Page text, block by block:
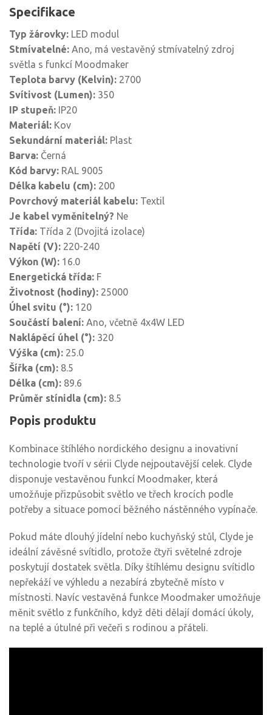
Specifikace
Typ žárovky: LED modul
Stmívatelné: Ano, má vestavěný stmívatelný zdroj
světla s funkcí Moodmaker
Teplota barvy (Kelvin): 2700
Svítivost (Lumen): 350
IP stupeň: IP20
Materiál: Kov
Sekundární materiál: Plast
Barva: Černá
Kód barvy: RAL 9005
Délka kabelu (cm): 200
Povrchový materiál kabelu: Textil
Je kabel vyměnitelný? Ne
Třída: Třída 2 (Dvojitá izolace)
Napětí (V): 220-240
Výkon (W): 16.0
Energetická třída: F
Životnost (hodiny): 25000
Úhel svitu (°): 120
Součástí balení: Ano, včetně 4x4W LED
Naklápěcí úhel (°): 320
Výška (cm): 25.0
Šířka (cm): 8.5
Délka (cm): 89.6
Průměr stínidla (cm): 8.5
Popis produktu
Kombinace štíhlého nordického designu a inovativní
technologie tvoří v sérii Clyde nejpoutavější celek. Clyde
disponuje vestavěnou funkcí Moodmaker, která
umožňuje přizpůsobit světlo ve třech krocích podle
potřeby a situace pomocí běžného nástěnného vypínače.
Pokud máte dlouhý jídelní nebo kuchyňský stůl, Clyde je
ideální závěsné svítidlo, protože čtyři světelné zdroje
poskytují dostatek světla. Díky štíhlému designu svítidlo
nepřekáží ve výhledu a nezabírá zbytečně místo v
místnosti. Navíc vestavěná funkce Moodmaker umožňuje
měnit světlo z funkčního, když děti dělají domácí úkoly,
na teplé a útulné při večeři s rodinou a přáteli.